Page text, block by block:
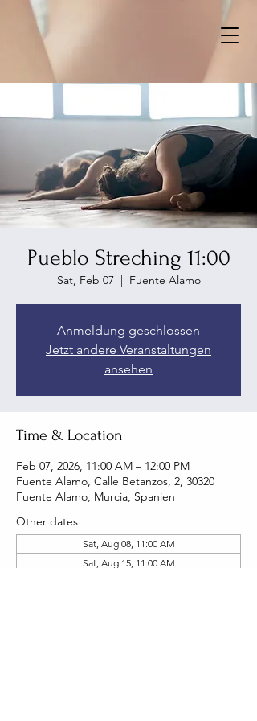
Pueblo Streching 11:00
Sat, Feb 07
  |
Fuente Alamo
Anmeldung geschlossen
Jetzt andere Veranstaltungen
ansehen
Time & Location
Feb 07, 2026, 11:00 AM – 12:00 PM
Fuente Alamo, Calle Betanzos, 2, 30320
Fuente Alamo, Murcia, Spanien
Other dates
Sat, Aug 08, 11:00 AM
Sat, Aug 15, 11:00 AM